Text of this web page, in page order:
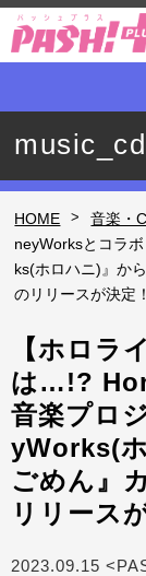
music_cd
HOME > 音楽・
neyWorksとコラ
ks(ホロハニ)』か
のリリースが決定！
【ホロラ
は…!?
音楽プロ
yWorks(
ごめん』
リリース
2023.09.15